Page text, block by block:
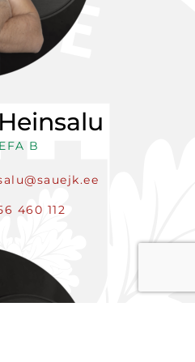
B
460 112